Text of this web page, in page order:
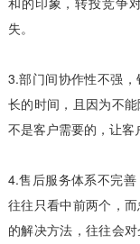
失。
3.部门间协作性不强
长的时间，且因为不
不是客户需要的，让客
4.售后服务体系不完
往往只看中前两个，
的解决方法，往往会